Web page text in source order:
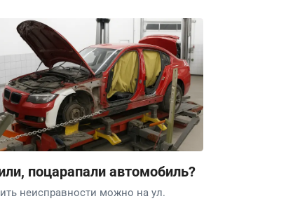
поцарапали автомобиль?
неисправности можно на ул.